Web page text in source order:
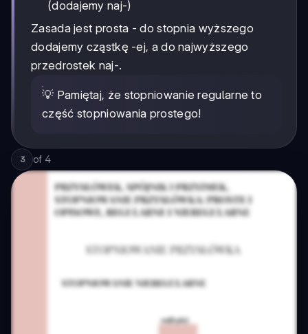
(dodajemy naj-)
Zasada jest prosta - do stopnia wyższego
dodajemy cząstkę -ej, a do najwyższego
przedrostek naj-.
💡 Pamiętaj, że stopniowanie regularne to
część stopniowania prostego!
3 of 4